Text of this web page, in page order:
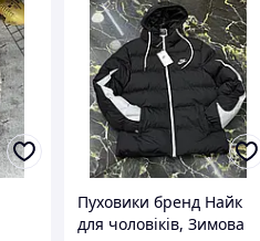
Пуховики бренд Найк
для чоловіків, Зимова